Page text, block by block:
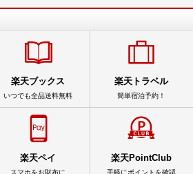
楽天ブックス
いつでも全品送料無料
楽天トラベル
簡単宿泊予約！
楽天ペイ
スマホをお財布に
楽天PointClub
手軽にポイントを確認